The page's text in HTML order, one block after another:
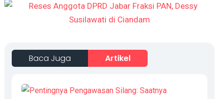
A- A+
Baca Juga Artikel